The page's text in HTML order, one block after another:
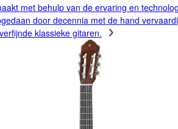
met behulp van de ervaring en
door decennia met de hand
klassieke gitaren.